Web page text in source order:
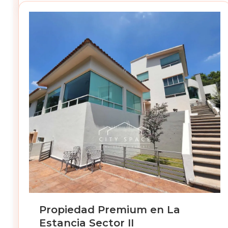
Propiedad Premium en La
Estancia Sector II